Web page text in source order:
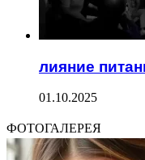
лияние
01.10.2025
ФОТОГАЛЕРЕЯ